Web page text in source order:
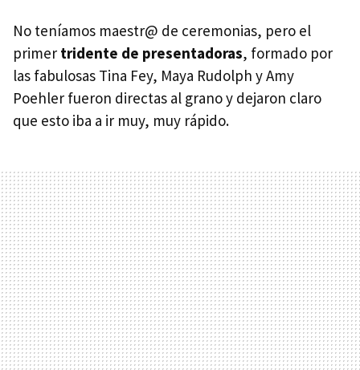
No teníamos maestr@ de ceremonias, pero el
primer tridente de presentadoras, formado por
las fabulosas Tina Fey, Maya Rudolph y Amy
Poehler fueron directas al grano y dejaron claro
que esto iba a ir muy, muy rápido.